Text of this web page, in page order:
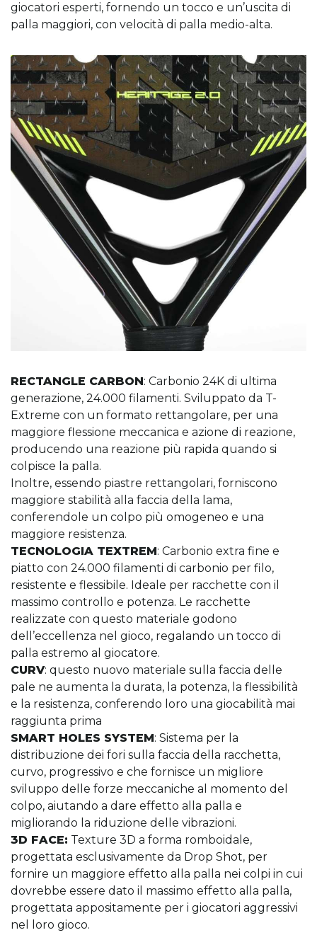
giocatori esperti, fornendo un tocco e un’uscita di
palla maggiori, con velocità di palla medio-alta.
RECTANGLE CARBON: Carbonio 24K di ultima
generazione, 24.000 filamenti. Sviluppato da T-
Extreme con un formato rettangolare, per una
maggiore flessione meccanica e azione di reazione,
producendo una reazione più rapida quando si
colpisce la palla.
Inoltre, essendo piastre rettangolari, forniscono
maggiore stabilità alla faccia della lama,
conferendole un colpo più omogeneo e una
maggiore resistenza.
TECNOLOGIA TEXTREM: Carbonio extra fine e
piatto con 24.000 filamenti di carbonio per filo,
resistente e flessibile. Ideale per racchette con il
massimo controllo e potenza. Le racchette
realizzate con questo materiale godono
dell’eccellenza nel gioco, regalando un tocco di
palla estremo al giocatore.
CURV: questo nuovo materiale sulla faccia delle
pale ne aumenta la durata, la potenza, la flessibilità
e la resistenza, conferendo loro una giocabilità mai
raggiunta prima
SMART HOLES SYSTEM: Sistema per la
distribuzione dei fori sulla faccia della racchetta,
curvo, progressivo e che fornisce un migliore
sviluppo delle forze meccaniche al momento del
colpo, aiutando a dare effetto alla palla e
migliorando la riduzione delle vibrazioni.
3D FACE: Texture 3D a forma romboidale,
progettata esclusivamente da Drop Shot, per
fornire un maggiore effetto alla palla nei colpi in cui
dovrebbe essere dato il massimo effetto alla palla,
progettata appositamente per i giocatori aggressivi
nel loro gioco.